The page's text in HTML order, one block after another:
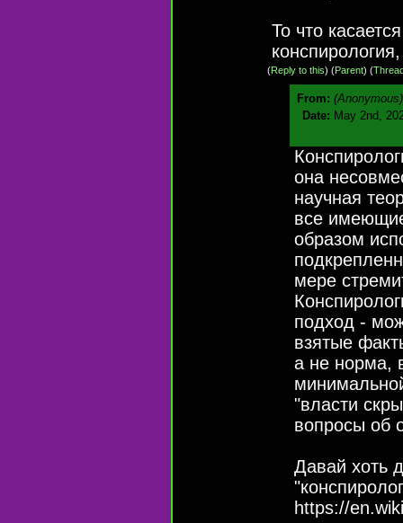
То что
(Reply to this) (Parent) (
From: (Anonymous)
Date: May 2nd,
она
научная
все
образом
мере
подход -
взятые
а не норма,
"власти
вопросы об
Давай хоть
https://